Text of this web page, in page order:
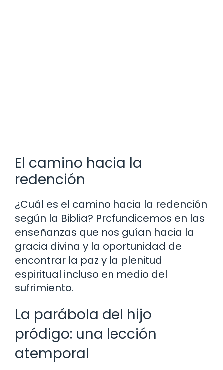
El camino hacia la
redención
¿Cuál es el camino hacia la redención
según la Biblia? Profundicemos en las
enseñanzas que nos guían hacia la
gracia divina y la oportunidad de
encontrar la paz y la plenitud
espiritual incluso en medio del
sufrimiento.
La parábola del hijo
pródigo: una lección
atemporal